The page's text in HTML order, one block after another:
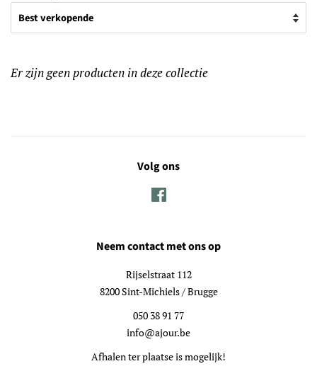
Er zijn geen producten in deze collectie
Volg ons
Neem contact met ons op
Rijselstraat 112
8200 Sint-Michiels / Brugge
050 38 91 77
info@ajour.be
Afhalen ter plaatse is mogelijk!